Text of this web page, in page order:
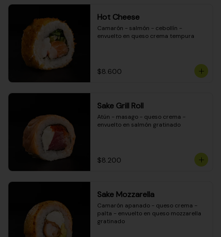
Hot Cheese
Camarón - salmón - cebollín -
envuelto en queso crema tempura
$8.600
Sake Grill Roll
Atún - masago - queso crema -
envuelto en salmón gratinado
$8.200
Sake Mozzarella
Camarón apanado - queso crema -
palta - envuelto en queso mozzarella
gratinado